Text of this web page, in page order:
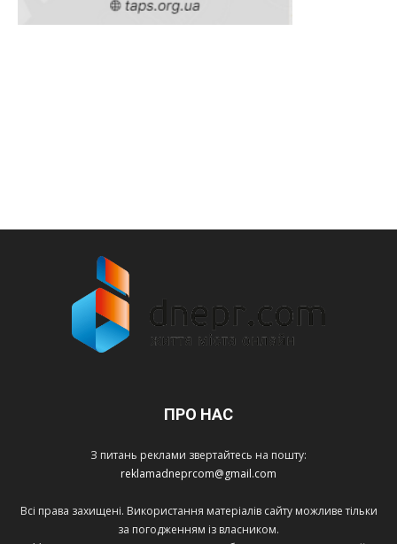
ПРО НАС
З питань реклами звертайтесь на пошту:
reklamadneprcom@gmail.com
Всі права захищені. Використання матеріалів сайту можливе тільки
за погодженням із власником.